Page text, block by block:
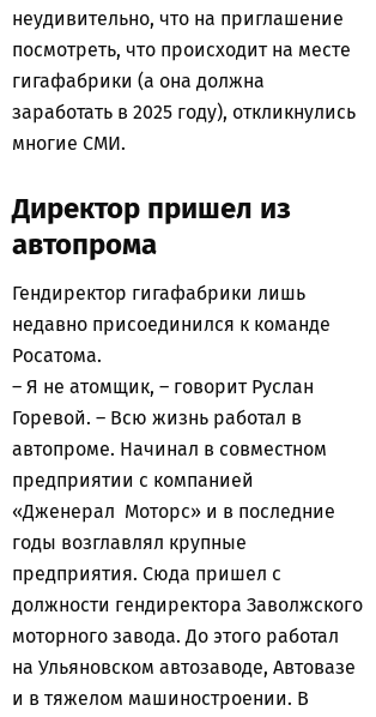
неудивительно, что на приглашение
посмотреть, что происходит на месте
гигафабрики (а она должна
заработать в 2025 году), откликнулись
многие СМИ.
Директор пришел из
автопрома
Гендиректор гигафабрики лишь
недавно присоединился к команде
Росатома.
– Я не атомщик, – говорит Руслан
Горевой. – Всю жизнь работал в
автопроме. Начинал в совместном
предприятии с компанией
«Дженерал Моторс» и в последние
годы возглавлял крупные
предприятия. Сюда пришел с
должности гендиректора Заволжского
моторного завода. До этого работал
на Ульяновском автозаводе, Автовазе
и в тяжелом машиностроении. В